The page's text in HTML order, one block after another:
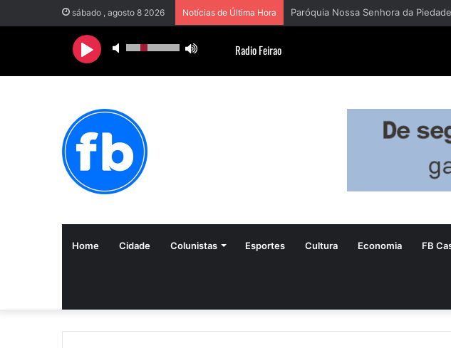
sábado , agosto 8 2026 Notícias de Última Hora
Home Cidade Colunistas Esportes Cultura Economia FB